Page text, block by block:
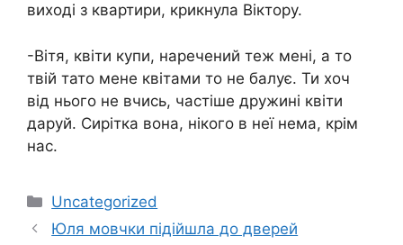
виході з квартири, крикнула Віктору.
-Вітя, квіти купи, наречений теж мені, а то
твій тато мене квітами то не балує. Ти хоч
від нього не вчись, частіше дружині квіти
даруй. Сирітка вона, нікого в неї нема, крім
нас.
Категорії
Uncategorized
Юля мовчки підійшла до дверей